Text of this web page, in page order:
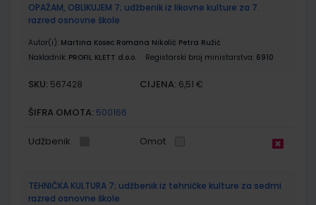
OPAŽAM, OBLIKUJEM 7; udžbenik iz likovne kulture za 7.
razred osnovne škole
Autor(i): Martina Kosec Romana Nikolić Petra Ružić
Nakladnik: PROFIL KLETT d.o.o. Registarski broj ministarstva: 6910
SKU: 567428 CIJENA: 6,51 €
ŠIFRA OMOTA: 500166
Udžbenik Omot
TEHNIČKA KULTURA 7; udžbenik iz tehničke kulture za sedmi
razred osnovne škole